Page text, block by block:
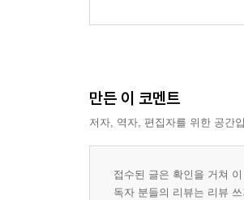
만든 이 코멘트
저자, 역자, 편집자를 위한 공간
접수된 글은 확인을 거쳐
독자 분들의 리뷰는 리뷰